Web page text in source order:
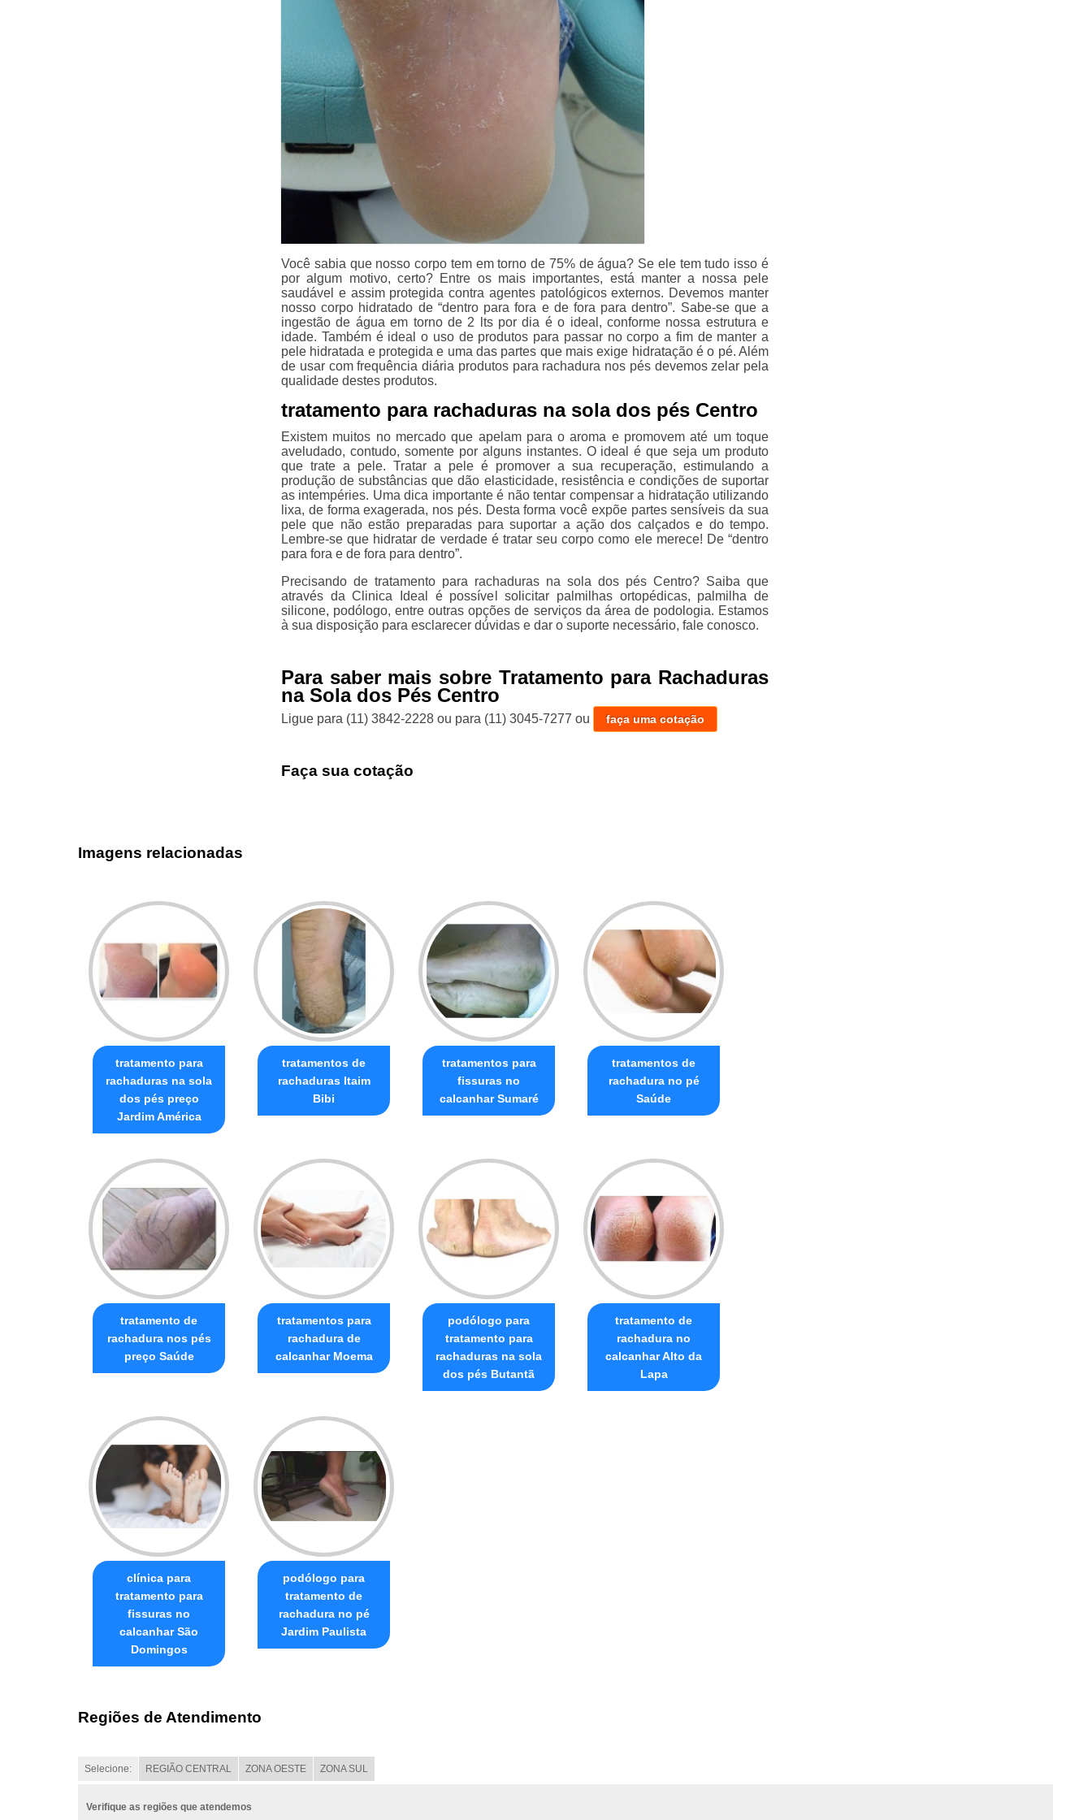
Você sabia que nosso corpo tem em torno de 75% de água? Se ele tem tudo isso é
por algum motivo, certo? Entre os mais importantes, está manter a nossa pele
saudável e assim protegida contra agentes patológicos externos. Devemos manter
nosso corpo hidratado de “dentro para fora e de fora para dentro”. Sabe-se que a
ingestão de água em torno de 2 lts por dia é o ideal, conforme nossa estrutura e
idade. Também é ideal o uso de produtos para passar no corpo a fim de manter a
pele hidratada e protegida e uma das partes que mais exige hidratação é o pé. Além
de usar com frequência diária produtos para rachadura nos pés devemos zelar pela
qualidade destes produtos.
tratamento para rachaduras na sola dos pés Centro
Existem muitos no mercado que apelam para o aroma e promovem até um toque
aveludado, contudo, somente por alguns instantes. O ideal é que seja um produto
que trate a pele. Tratar a pele é promover a sua recuperação, estimulando a
produção de substâncias que dão elasticidade, resistência e condições de suportar
as intempéries. Uma dica importante é não tentar compensar a hidratação utilizando
lixa, de forma exagerada, nos pés. Desta forma você expõe partes sensíveis da sua
pele que não estão preparadas para suportar a ação dos calçados e do tempo.
Lembre-se que hidratar de verdade é tratar seu corpo como ele merece! De “dentro
para fora e de fora para dentro”.
Precisando de tratamento para rachaduras na sola dos pés Centro? Saiba que
através da Clinica Ideal é possível solicitar palmilhas ortopédicas, palmilha de
silicone, podólogo, entre outras opções de serviços da área de podologia. Estamos
à sua disposição para esclarecer dúvidas e dar o suporte necessário, fale conosco.
Para saber mais sobre Tratamento para Rachaduras
na Sola dos Pés Centro
Ligue para (11) 3842-2228 ou para (11) 3045-7277 ou faça uma cotação
Faça sua cotação
Imagens relacionadas
tratamento para
rachaduras na sola
dos pés preço
Jardim América
tratamentos de
rachaduras Itaim
Bibi
tratamentos para
fissuras no
calcanhar Sumaré
tratamentos de
rachadura no pé
Saúde
tratamento de
rachadura nos pés
preço Saúde
tratamentos para
rachadura de
calcanhar Moema
podólogo para
tratamento para
rachaduras na sola
dos pés Butantã
tratamento de
rachadura no
calcanhar Alto da
Lapa
clínica para
tratamento para
fissuras no
calcanhar São
Domingos
podólogo para
tratamento de
rachadura no pé
Jardim Paulista
Regiões de Atendimento
Selecione: REGIÃO CENTRAL ZONA OESTE ZONA SUL
Verifique as regiões que atendemos